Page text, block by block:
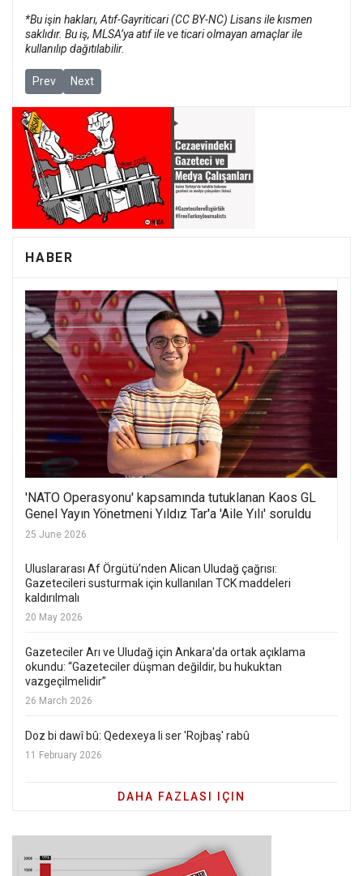
*Bu işin hakları, Atıf-Gayriticari (CC BY-NC) Lisans ile kısmen
saklıdır. Bu iş, MLSA’ya atıf ile ve ticari olmayan amaçlar ile
kullanılıp dağıtılabilir.
Previous article: 19 Aralık haftası: Gazetecilik ve ifade özgürlüğü
Prev Next article: 5 Aralık haftası: Gazetecilik ve ifade
Next
HABER
'NATO Operasyonu' kapsamında tutuklanan Kaos GL
Genel Yayın Yönetmeni Yıldız Tar'a 'Aile Yılı' soruldu
25 June 2026
Uluslararası Af Örgütü’nden Alican Uludağ çağrısı:
Gazetecileri susturmak için kullanılan TCK maddeleri
kaldırılmalı
20 May 2026
Gazeteciler Arı ve Uludağ için Ankara'da ortak açıklama
okundu: “Gazeteciler düşman değildir, bu hukuktan
vazgeçilmelidir”
26 March 2026
Doz bi dawî bû: Qedexeya li ser 'Rojbaş' rabû
11 February 2026
DAHA FAZLASI IÇIN